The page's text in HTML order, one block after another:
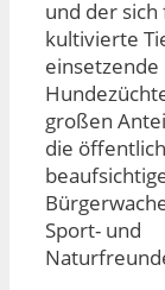
und der
kultivierte
einsetzende
großen
die
Sport- und